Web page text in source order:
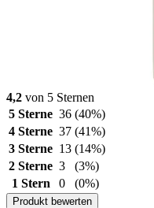
4,2 von 5 Sternen
5 Sterne 36 (40%)
4 Sterne 37 (41%)
3 Sterne 13 (14%)
2 Sterne 3
(3%)
1 Stern
0 (0%)
Produkt bewerten